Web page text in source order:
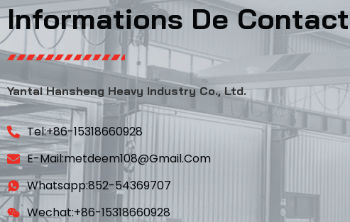
Informations De Contact
Yantai Hansheng Heavy Industry Co., Ltd.
Tel:+86-15318660928
E-Mail:metdeem108@gmail.com
Whatsapp:852-54369707
Wechat:+86-15318660928